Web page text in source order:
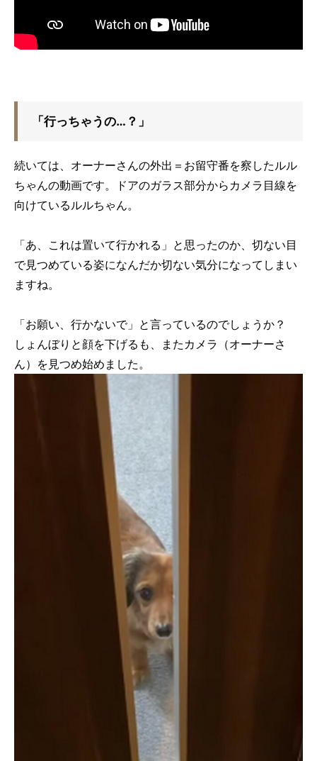
「行っちゃうの…？」
続いては、オーナーさんの外出＝お留守番を察したルル
ちゃんの動画です。ドアのガラス部分からカメラ目線を
向けているルルちゃん。
「あ、これは置いて行かれる」と思ったのか、切ない目
で見つめている姿になんだか切ない気分になってしまい
ますね。
「お願い、行かないで」と言っているのでしょうか？
しょんぼりと顔を下げるも、またカメラ（オーナーさ
ん）を見つめ始めました。